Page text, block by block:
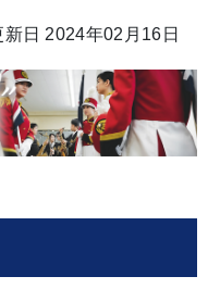
新日 2024年02月16日